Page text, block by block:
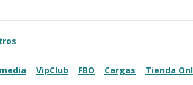
VipClub FBO Cargas Tienda